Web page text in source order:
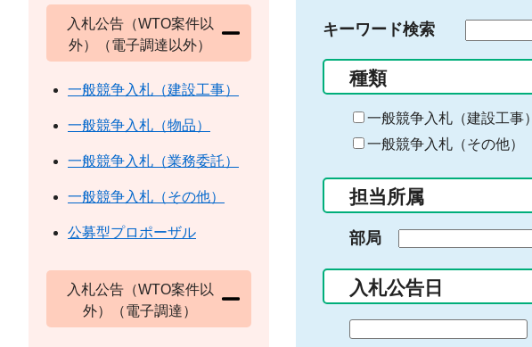
キーワード検索
る
キ
ー
ー
入
力
種類
一般競争入札（建設工事）
一般競争入札（その他）
担当所属
部局
入札公告日
入札公告（WTO案件以
外）（電子調達以外）
一般競争入札（建設工事）
一般競争入札（物品）
一般競争入札（業務委託）
一般競争入札（その他）
公募型プロポーザル
入札公告（WTO案件以
外）（電子調達）